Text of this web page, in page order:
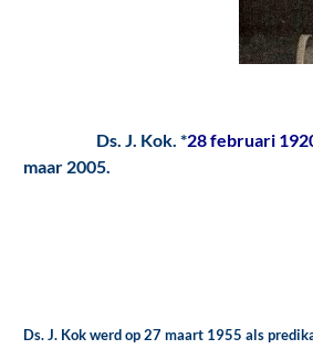
Ds. J. Kok. *28 februari
maar 2005.
Ds. J. Kok werd op 27 maart 1955 als